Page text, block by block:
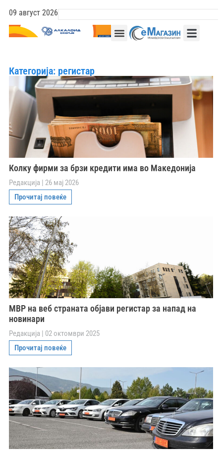
09 август 2026
Категорија: регистар
Колку фирми за брзи кредити има во Македонија
Редакција
26 мај 2026
Прочитај повеќе
МВР на веб страната објави регистар за напад на
новинари
Редакција
02 октомври 2025
Прочитај повеќе